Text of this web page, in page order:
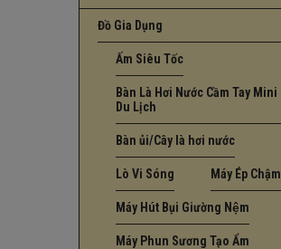
Đồ Gia Dụng
Ấm Siêu Tốc
Bàn Là Hơi Nước Cầm Tay Mini
Du Lịch
Bàn ủi/Cây là hơi nước
Lò Vi Sóng Máy Ép Chậm
Máy Hút Bụi Giường Nệm
Máy Phun Sương Tạo Ẩm